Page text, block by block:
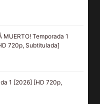
MUERTO! Temporada 1
720p, Subtitulada]
1 [2026] [HD 720p,